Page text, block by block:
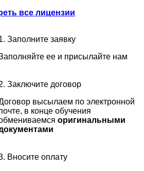
все лицензии
Заполните заявку
ее и присылайте нам
Заключите договор
высылаем по электронной
в конце обучения
оригинальными
Вносите оплату